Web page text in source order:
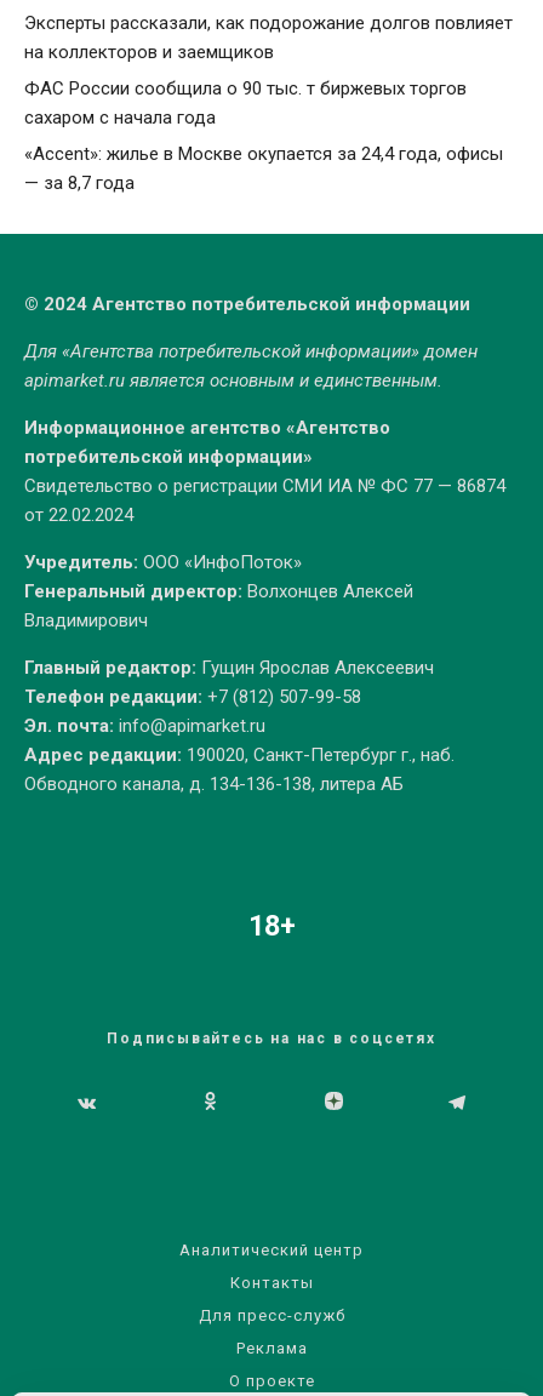
Эксперты рассказали, как подорожание долгов повлияет
на коллекторов и заемщиков
ФАС России сообщила о 90 тыс. т биржевых торгов
сахаром с начала года
«Accent»: жилье в Москве окупается за 24,4 года, офисы
— за 8,7 года
© 2024 Агентство потребительской информации
Для «Агентства потребительской информации» домен
apimarket.ruявляется основным и единственным.
Информационное агентство «Агентство
потребительской информации»
Свидетельство о регистрации СМИ ИА № ФС 77 — 86874
от 22.02.2024
Учредитель: ООО «ИнфоПоток»
Генеральный директор: Волхонцев Алексей
Владимирович
Главный редактор: Гущин Ярослав Алексеевич
Телефон редакции: +7 (812) 507-99-58
Эл. почта: info@apimarket.ru
Адрес редакции: 190020, Санкт-Петербург г., наб.
Обводного канала, д. 134-136-138, литера АБ
18+
Подписывайтесь на нас в соцсетях
Аналитический центр
Контакты
Для пресс-служб
Реклама
О проекте